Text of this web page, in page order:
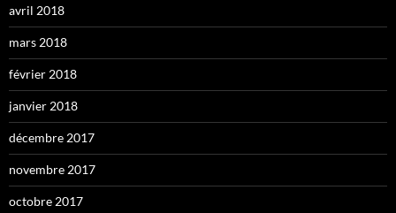
avril 2018
mars 2018
février 2018
janvier 2018
décembre 2017
novembre 2017
octobre 2017